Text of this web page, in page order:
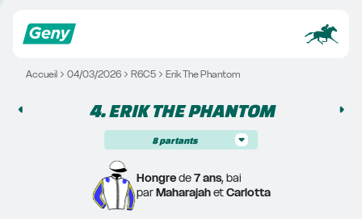
Accueil 04/03/2026 R6C5 Erik The Phantom
4. ERIK THE PHANTOM
8 partants
Hongre de 7 ans, bai
par Maharajah et Carlotta